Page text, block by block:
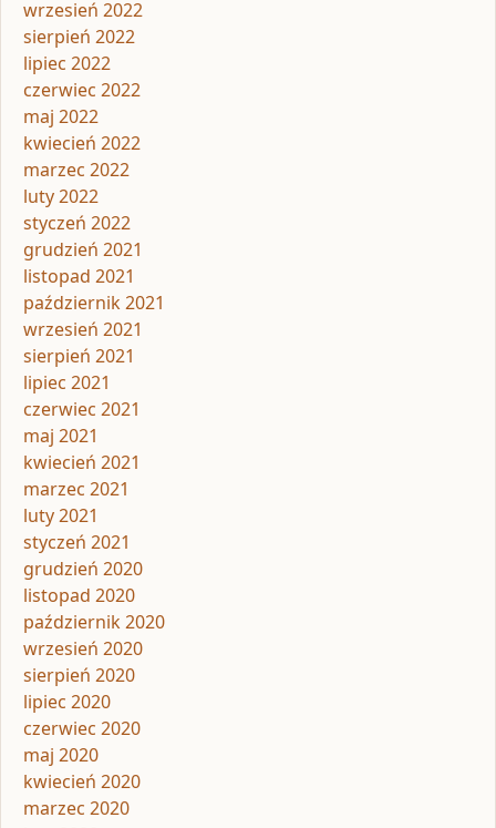
wrzesień 2022
sierpień 2022
lipiec 2022
czerwiec 2022
maj 2022
kwiecień 2022
marzec 2022
luty 2022
styczeń 2022
grudzień 2021
listopad 2021
październik 2021
wrzesień 2021
sierpień 2021
lipiec 2021
czerwiec 2021
maj 2021
kwiecień 2021
marzec 2021
luty 2021
styczeń 2021
grudzień 2020
listopad 2020
październik 2020
wrzesień 2020
sierpień 2020
lipiec 2020
czerwiec 2020
maj 2020
kwiecień 2020
marzec 2020